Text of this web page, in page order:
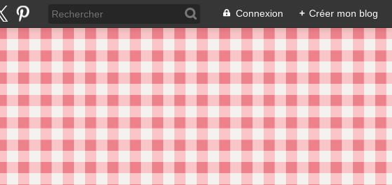
Connexion + Créer mon blog